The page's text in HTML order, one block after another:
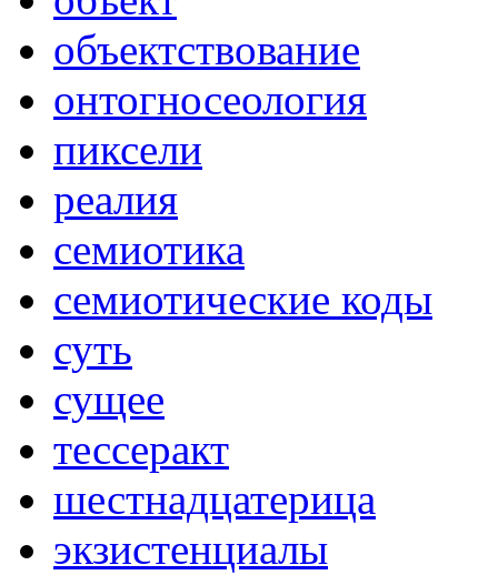
объектствование
онтогносеология
пиксели
реалия
семиотика
семиотические коды
суть
сущее
тессеракт
шестнадцатерица
экзистенциалы